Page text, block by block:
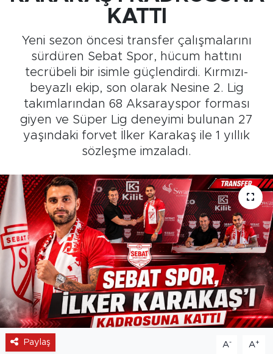
KATTI
Yeni sezon öncesi transfer çalışmalarını
sürdüren Sebat Spor, hücum hattını
tecrübeli bir isimle güçlendirdi. Kırmızı-
beyazlı ekip, son olarak Nesine 2. Lig
takımlarından 68 Aksarayspor forması
giyen ve Süper Lig deneyimi bulunan 27
yaşındaki forvet İlker Karakaş ile 1 yıllık
sözleşme imzaladı.
Paylaş A- A+
Sağlık
Siyaset
Teknoloji
GURBETTEN SILAYA
Foto Galeri
Köşe Yazarları
Manşet
Ulusal Son Dakika Haberleri